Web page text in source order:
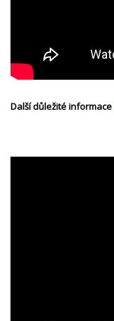
Další důležité informace